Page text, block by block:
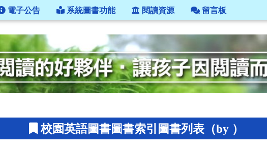
電子公告 系統圖書功能 閱讀資源 留言板
校園英語圖書圖書索引圖書列表（by ）